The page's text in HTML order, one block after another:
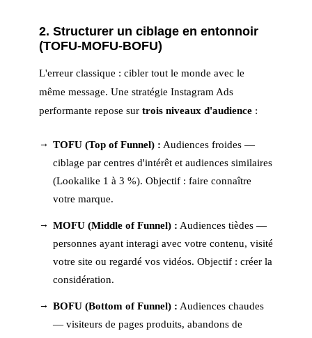
2. Structurer un ciblage en entonnoir
(TOFU-MOFU-BOFU)
L'erreur classique : cibler tout le monde avec le
même message. Une stratégie Instagram Ads
performante repose sur trois niveaux d'audience :
TOFU (Top of Funnel) : Audiences froides —
ciblage par centres d'intérêt et audiences similaires
(Lookalike 1 à 3 %). Objectif : faire connaître
votre marque.
MOFU (Middle of Funnel) : Audiences tièdes —
personnes ayant interagi avec votre contenu, visité
votre site ou regardé vos vidéos. Objectif : créer la
considération.
BOFU (Bottom of Funnel) : Audiences chaudes
— visiteurs de pages produits, abandons de